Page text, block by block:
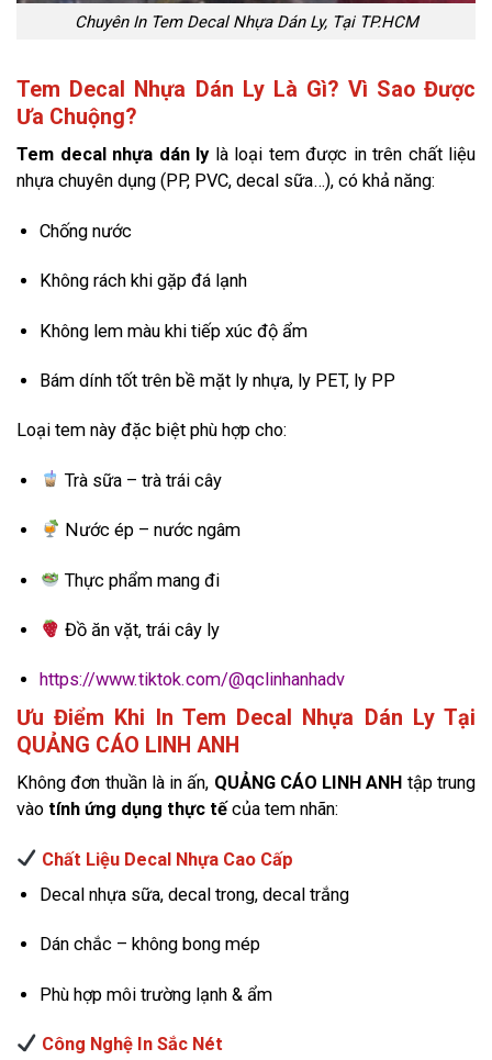
Chuyên In Tem Decal Nhựa Dán Ly, Tại TP.HCM
Tem Decal Nhựa Dán Ly Là Gì? Vì Sao Được
Ưa Chuộng?
Tem decal nhựa dán lylà loại tem được in trên chất liệu
nhựa chuyên dụng (PP, PVC, decal sữa…), có khả năng:
Chống nước
Không rách khi gặp đá lạnh
Không lem màu khi tiếp xúc độ ẩm
Bám dính tốt trên bề mặt ly nhựa, ly PET, ly PP
Loại tem này đặc biệt phù hợp cho:
Trà sữa – trà trái cây
Nước ép – nước ngâm
Thực phẩm mang đi
Đồ ăn vặt, trái cây ly
https://www.tiktok.com/@qclinhanhadv
Ưu Điểm Khi In Tem Decal Nhựa Dán Ly Tại
QUẢNG CÁO LINH ANH
Không đơn thuần là in ấn, QUẢNG CÁO LINH ANH tập trung
vào tính ứng dụng thực tế của tem nhãn:
Chất Liệu Decal Nhựa Cao Cấp
Decal nhựa sữa, decal trong, decal trắng
Dán chắc – không bong mép
Phù hợp môi trường lạnh & ẩm
Công Nghệ In Sắc Nét